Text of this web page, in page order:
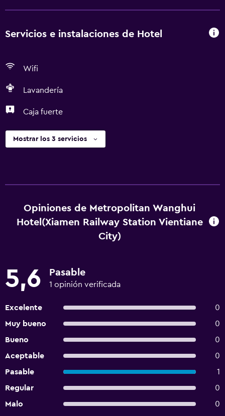
Servicios e instalaciones de Hotel
Wifi
Lavandería
Caja fuerte
Mostrar los 3 servicios
Opiniones de Metropolitan Wanghui
Hotel(Xiamen Railway Station Vientiane
City)
5,6 Pasable
1 opinión verificada
Excelente
0
Muy bueno
0
Bueno
0
Aceptable
0
Pasable
1
Regular
0
Malo
0